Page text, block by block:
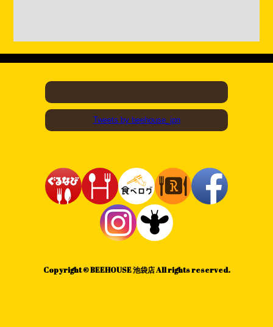
Tweets by beehouse_jpn
Copyright © BEEHOUSE 池袋店 All rights reserved.